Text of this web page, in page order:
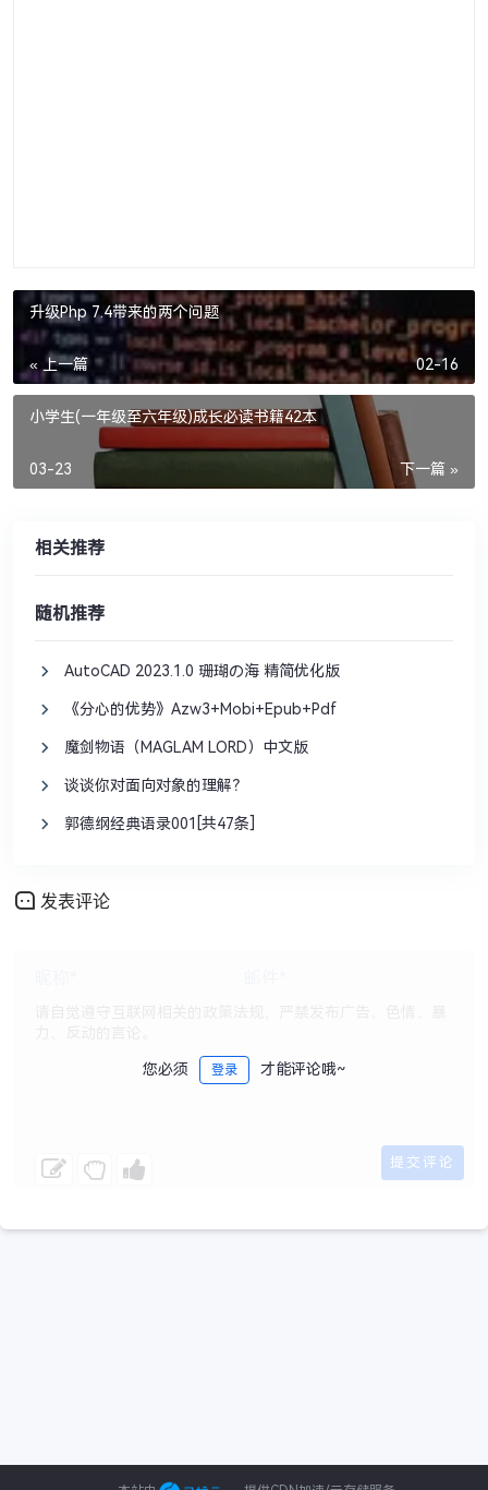
升级Php 7.4带来的两个问题
« 上一篇 02-16
小学生(一年级至六年级)成长必读书籍42本
下一篇 »
03-23
相关推荐
随机推荐
AutoCAD 2023.1.0 珊瑚の海 精简优化版
《分心的优势》Azw3+Mobi+Epub+Pdf
魔剑物语（MAGLAM LORD）中文版
谈谈你对面向对象的理解？
郭德纲经典语录001[共47条]
发表评论
您必须 登录 才能评论哦~